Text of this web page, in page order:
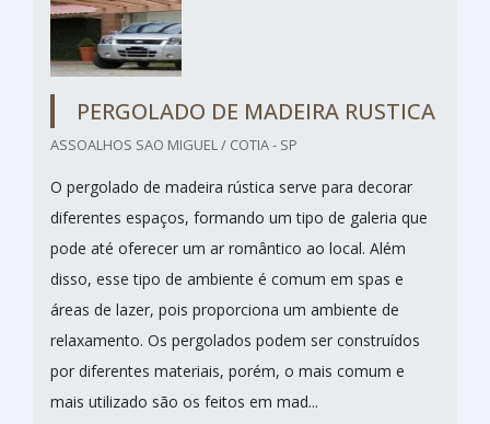
PERGOLADO DE MADEIRA RUSTICA
ASSOALHOS SAO MIGUEL / COTIA - SP
O pergolado de madeira rústica serve para decorar
diferentes espaços, formando um tipo de galeria que
pode até oferecer um ar romântico ao local. Além
disso, esse tipo de ambiente é comum em spas e
áreas de lazer, pois proporciona um ambiente de
relaxamento. Os pergolados podem ser construídos
por diferentes materiais, porém, o mais comum e
mais utilizado são os feitos em mad...